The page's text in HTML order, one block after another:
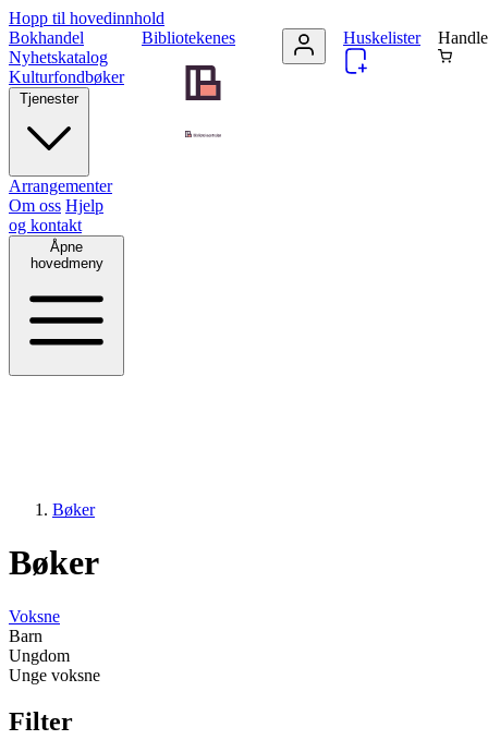
Hopp til hovedinnhold
Bibliotekenes
Bokhandel
Nyhetskatalog
Kulturfondbøker
Tjenester
Arrangementer
Om oss Hjelp
og kontakt
Åpne
hovedmeny
Huskelister
Bøker
Bøker
Voksne
Barn
Ungdom
Unge voksne
Filter